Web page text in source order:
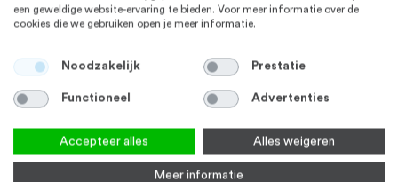
een geweldige website-ervaring te bieden. Voor meer informatie over de
cookies die we gebruiken open je meer informatie.
Noodzakelijk Prestatie
Functioneel Advertenties
Accepteer alles Alles weigeren
Meer informatie